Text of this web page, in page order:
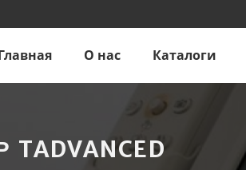
О нас Каталоги